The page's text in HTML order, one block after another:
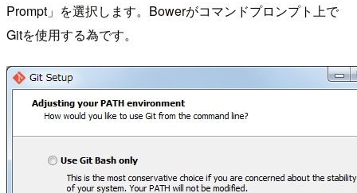
Prompt」を選択します。Bowerがコマンドプロンプト上で
Gitを使用する為です。